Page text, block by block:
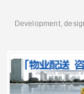
Development,